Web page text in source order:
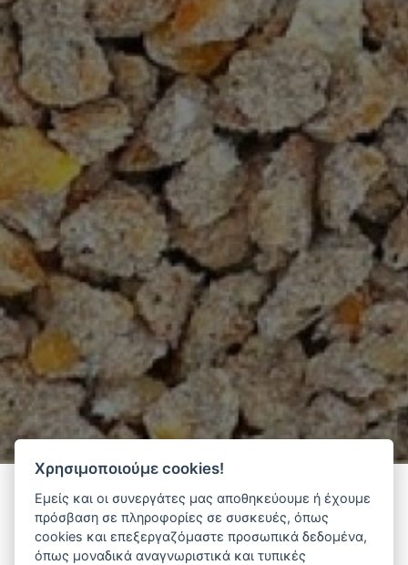
Φίλτρα
Χρησιμοποιούμε cookies!
Εμείς και οι συνεργάτες μας αποθηκεύουμε ή έχουμε
πρόσβαση σε πληροφορίες σε συσκευές, όπως
cookies και επεξεργαζόμαστε προσωπικά δεδομένα,
όπως μοναδικά αναγνωριστικά και τυπικές